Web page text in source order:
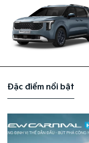
Đặc điểm nổi bật